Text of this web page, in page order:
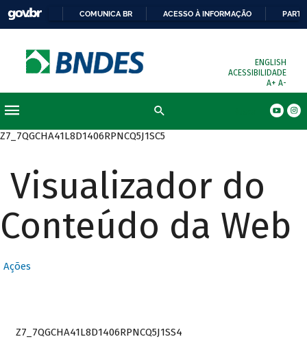
COMUNICA BR ACESSO À INFORMAÇÃO
ENGLISH
ACESSIBILIDADE
A+ A-
Z7_7QGCHA41L8D1406RPNCQ5J1SC5
Visualizador do
Conteúdo da Web
Ações
Z7_7QGCHA41L8D1406RPNCQ5J1SS4